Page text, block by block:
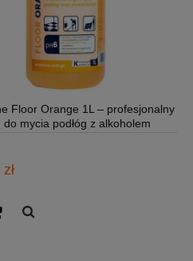
Floor Orange 1L – profesjonalny
do mycia podłóg z alkoholem